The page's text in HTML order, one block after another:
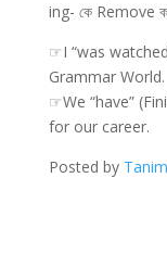
ing- কে Remove
☞I “was
Grammar World.
☞We “have”
for our career.
Posted by